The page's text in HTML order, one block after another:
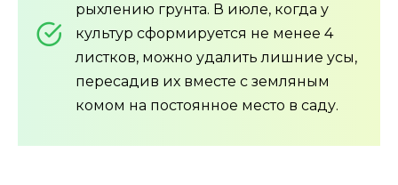
рыхлению грунта. В июле, когда у
культур сформируется не менее 4
листков, можно удалить лишние усы,
пересадив их вместе с земляным
комом на постоянное место в саду.